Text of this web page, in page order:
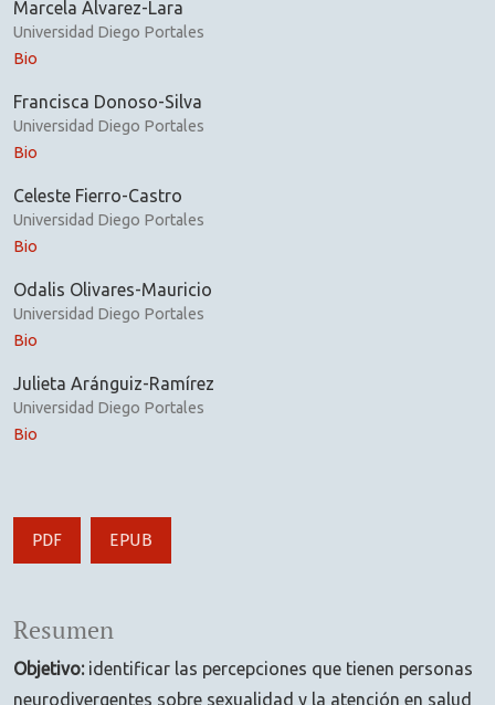
Marcela Álvarez-Lara
Universidad Diego Portales
Bio
Francisca Donoso-Silva
Universidad Diego Portales
Bio
Celeste Fierro-Castro
Universidad Diego Portales
Bio
Odalis Olivares-Mauricio
Universidad Diego Portales
Bio
Julieta Aránguiz-Ramírez
Universidad Diego Portales
Bio
PDF EPUB
Resumen
Objetivo:identificar las percepciones que tienen personas
neurodivergentes sobre sexualidad y la atención en salud